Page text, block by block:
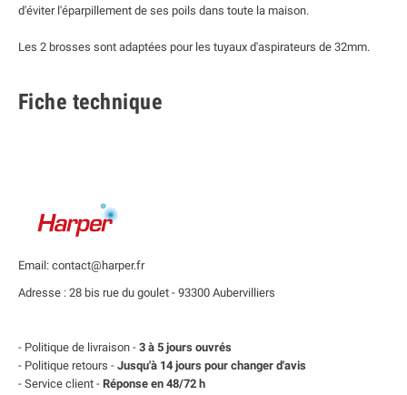
d'éviter l'éparpillement de ses poils dans toute la maison.
Les 2 brosses sont adaptées pour les tuyaux d'aspirateurs de 32mm.
Fiche technique
Email: contact@harper.fr
Adresse : 28 bis rue du goulet - 93300 Aubervilliers
- Politique de livraison - 3 à 5 jours ouvrés
- Politique retours - Jusqu'à 14 jours pour changer d'avis
- Service client - Réponse en 48/72 h